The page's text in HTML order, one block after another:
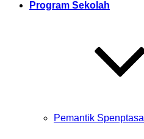
Program Sekolah
Pemantik Spenptasa